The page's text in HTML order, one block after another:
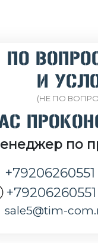
ПО
И
(НЕ ПО
по
+79206260551
+79206260551
sale5@tim-